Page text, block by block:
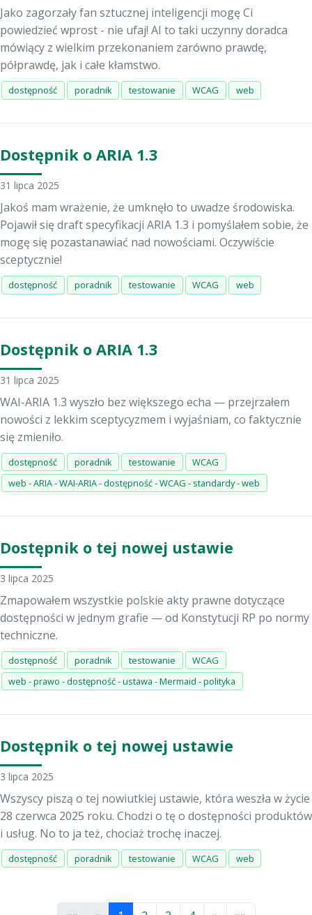
Jako zagorzały fan sztucznej inteligencji mogę Ci
powiedzieć wprost - nie ufaj! AI to taki uczynny doradca
mówiący z wielkim przekonaniem zarówno prawdę,
półprawdę, jak i całe kłamstwo.
dostępność poradnik testowanie WCAG web
Dostępnik o ARIA 1.3
31 lipca 2025
Jakoś mam wrażenie, że umknęło to uwadze środowiska.
Pojawił się draft specyfikacji ARIA 1.3 i pomyślałem sobie, że
mogę się pozastanawiać nad nowościami. Oczywiście
sceptycznie!
dostępność poradnik testowanie WCAG web
Dostępnik o ARIA 1.3
31 lipca 2025
WAI-ARIA 1.3 wyszło bez większego echa — przejrzałem
nowości z lekkim sceptycyzmem i wyjaśniam, co faktycznie
się zmieniło.
dostępność poradnik testowanie
WCAG
web - ARIA - WAI-ARIA - dostępność - WCAG - standardy - web
Dostępnik o tej nowej ustawie
3 lipca 2025
Zmapowałem wszystkie polskie akty prawne dotyczące
dostępności w jednym grafie — od Konstytucji RP po normy
techniczne.
dostępność poradnik testowanie
WCAG
web - prawo - dostępność - ustawa - Mermaid - polityka
Dostępnik o tej nowej ustawie
3 lipca 2025
Wszyscy piszą o tej nowiutkiej ustawie, która weszła w życie
28 czerwca 2025 roku. Chodzi o tę o dostępności produktów
i usług. No to ja też, chociaż trochę inaczej.
dostępność poradnik testowanie WCAG web